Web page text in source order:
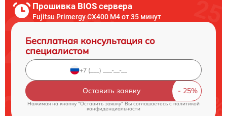
Прошивка BIOS сервера
Fujitsu Primergy CX400 M4 от 35 минут
Бесплатная консультация со
специалистом
Оставить заявку
Нажимая на кнопку "Оставить заявку" Вы соглашаетесь cполитикой
конфиденциальности